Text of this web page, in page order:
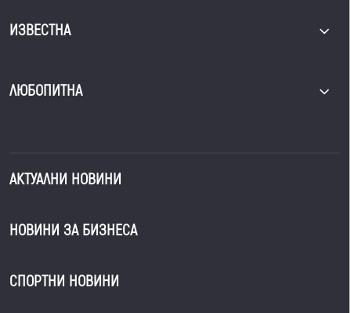
ИЗВЕСТНА
ЛЮБОПИТНА
АКТУАЛНИ НОВИНИ
НОВИНИ ЗА БИЗНЕСА
СПОРТНИ НОВИНИ